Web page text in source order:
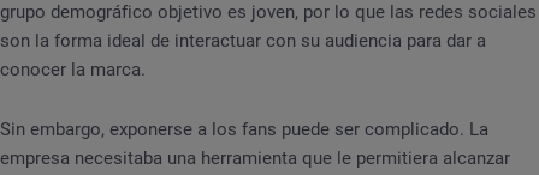
grupo demográfico objetivo es joven, por lo que las redes sociales
son la forma ideal de interactuar con su audiencia para dar a
conocer la marca.
Sin embargo, exponerse a los fans puede ser complicado. La
empresa necesitaba una herramienta que le permitiera alcanzar